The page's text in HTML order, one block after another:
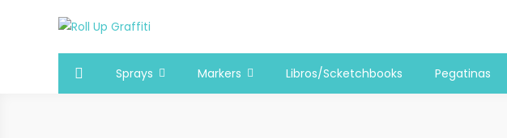
Roll Up Graffiti
Sprays
Markers Libros/Scketchbooks Pegatinas